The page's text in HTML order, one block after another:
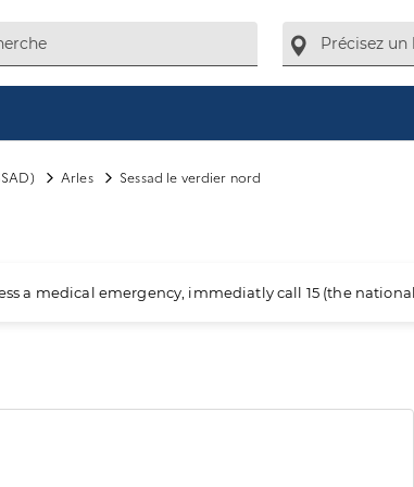
Arles Sessad le verdier nord
a medical emergency, immediatly call 15 (the